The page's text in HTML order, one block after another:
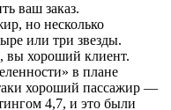
ваш заказ.
но несколько
или три звезды.
вы хороший клиент.
в плане
хороший пассажир —
4,7, и это были